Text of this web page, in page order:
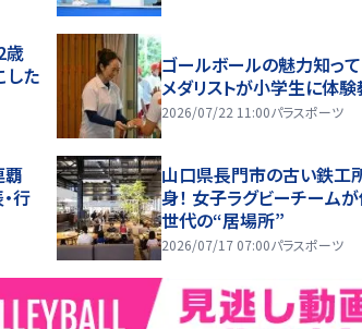
歳
した
ゴールボールの魅力知っ
メダリストが小学生に体
2026/07/22 11:00パラスポーツ
覇
行
山口県長門市の古い鉄工
身！ 女子ラグビーチーム
世代の“居場所”
2026/07/17 07:00パラスポーツ